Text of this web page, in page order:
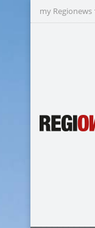
my Regionews